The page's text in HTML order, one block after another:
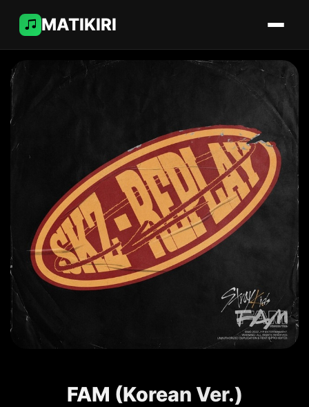
MATIKIRI
FAM (Korean Ver.)